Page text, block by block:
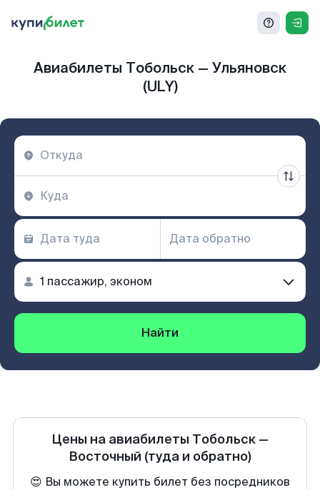
Авиабилеты Тобольск — Ульяновск
(ULY)
Найти
Цены на авиабилеты Тобольск —
Восточный (туда и обратно)
😍 Вы можете купить билет без посредников